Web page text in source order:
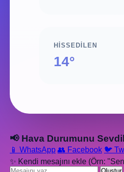
HISSEDILEN
14°
📢 Hava Durumunu
📱 WhatsApp 👥 Facebook 🐦
✨ Kendi mesajını ekle (Örn: